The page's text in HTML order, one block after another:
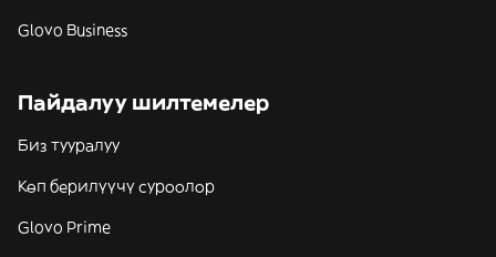
Glovo Business
Пайдалуу шилтемелер
Биз тууралуу
Көп берилүүчү суроолор
Glovo Prime